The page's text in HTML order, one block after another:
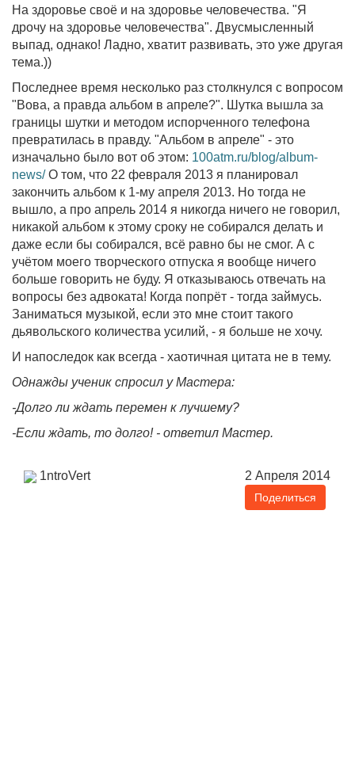
На здоровье своё и на здоровье человечества. "Я
дрочу на здоровье человечества". Двусмысленный
выпад, однако! Ладно, хватит развивать, это уже другая
тема.))
Последнее время несколько раз столкнулся с вопросом
"Вова, а правда альбом в апреле?". Шутка вышла за
границы шутки и методом испорченного телефона
превратилась в правду. "Альбом в апреле" - это
изначально было вот об этом: 100atm.ru/blog/album-
news/О том, что 22 февраля 2013 я планировал
закончить альбом к 1-му апреля 2013. Но тогда не
вышло, а про апрель 2014 я никогда ничего не говорил,
никакой альбом к этому сроку не собирался делать и
даже если бы собирался, всё равно бы не смог. А с
учётом моего творческого отпуска я вообще ничего
больше говорить не буду. Я отказываюсь отвечать на
вопросы без адвоката! Когда попрёт - тогда займусь.
Заниматься музыкой, если это мне стоит такого
дьявольского количества усилий, - я больше не хочу.
И напоследок как всегда - хаотичная цитата не в тему.
Однажды ученик спросил у Мастера:
-Долго ли ждать перемен к лучшему?
-Если ждать, то долго! - ответил Мастер.
1ntroVert 2 Апреля 2014
Поделиться